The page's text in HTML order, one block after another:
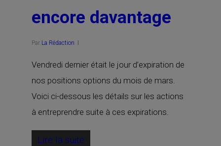
encore davantage
Par La Rédaction
Vendredi dernier était le jour d’expiration de
nos positions options du mois de mars.
Voici ci-dessous les détails sur les actions
à entreprendre suite à ces expirations.
Lire la suite